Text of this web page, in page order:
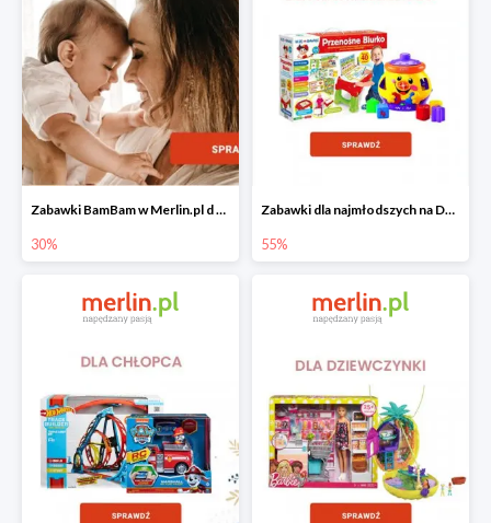
Zabawki BamBam w Merlin.pl d -30%
30%
Zabawki dla najmłodszych na Dzień Dziecka w Merlin.pl do -55%
55%